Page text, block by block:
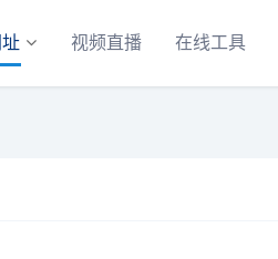
视频直播 在线工具